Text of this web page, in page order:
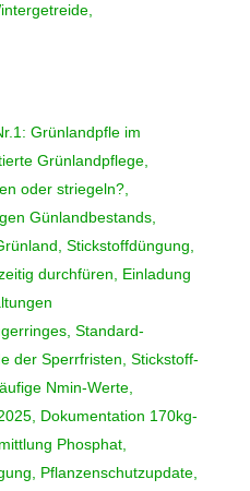
Grünlandpfle im
Grünlandpflege,
oder striegeln?,
Günlandbestands,
Stickstoffdüngung,
durchfüren, Einladung
Standard-
der Sperrfristen, Stickstoff-
Nmin-Werte,
Dokumentation 170kg-
Phosphat,
Pflanzenschutzupdate,